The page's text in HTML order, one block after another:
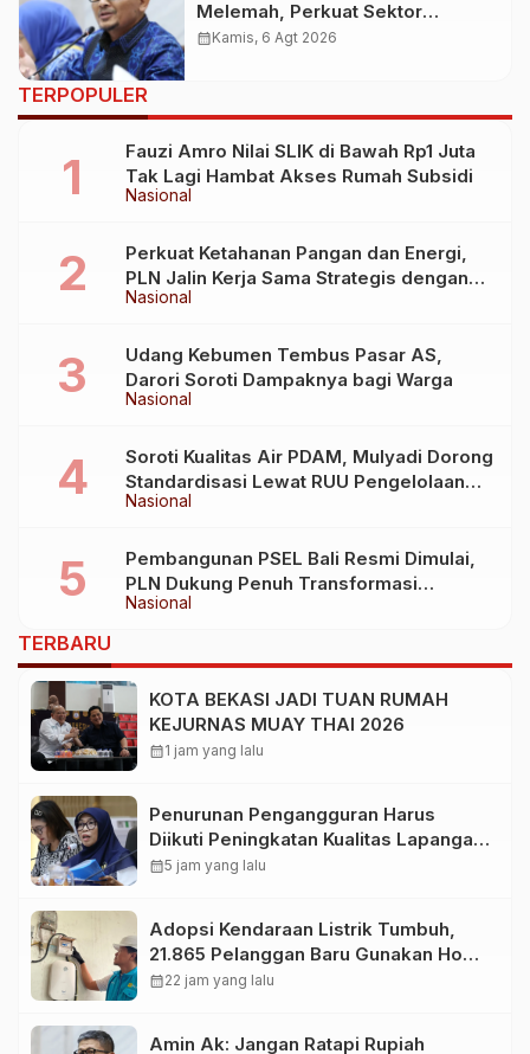
Melemah, Perkuat Sektor
Produktif Negara
calendar_monthKamis, 6 Agt 2026
TERPOPULER
Nasional
Fauzi Amro Nilai SLIK di Bawah Rp1 Juta
Tak Lagi Hambat Akses Rumah Subsidi
Nasional
Perkuat Ketahanan Pangan dan Energi,
PLN Jalin Kerja Sama Strategis dengan
Kementerian Kelautan dan Perikanan
Nasional
Udang Kebumen Tembus Pasar AS,
Darori Soroti Dampaknya bagi Warga
Nasional
Soroti Kualitas Air PDAM, Mulyadi Dorong
Standardisasi Lewat RUU Pengelolaan
Air Minum
Nasional
Pembangunan PSEL Bali Resmi Dimulai,
PLN Dukung Penuh Transformasi
Nasional Pengelolaan Sampah Jadi
TERBARU
KOTA BEKASI JADI TUAN RUMAH
KEJURNAS MUAY THAI 2026
calendar_month1 jam yang lalu
Penurunan Pengangguran Harus
Diikuti Peningkatan Kualitas Lapangan
Kerja
calendar_month5 jam yang lalu
Adopsi Kendaraan Listrik Tumbuh,
21.865 Pelanggan Baru Gunakan Home
Charging Services PLN pada
calendar_month22 jam yang lalu
Amin Ak: Jangan Ratapi Rupiah